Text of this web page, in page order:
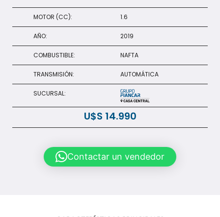
MOTOR (CC): 1.6
AÑO: 2019
COMBUSTIBLE: NAFTA
TRANSMISIÓN: AUTOMÁTICA
SUCURSAL:
U$S 14.990
Contactar un vendedor